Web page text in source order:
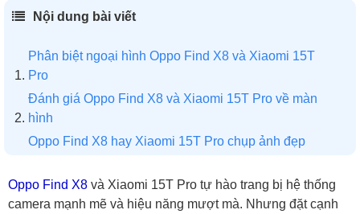
Nội dung bài viết
Phân biệt ngoại hình Oppo Find X8 và Xiaomi 15T
Pro
Đánh giá Oppo Find X8 và Xiaomi 15T Pro về màn
hình
Oppo Find X8 hay Xiaomi 15T Pro chụp ảnh đẹp
So sánh hiệu năng Oppo Find X8 và Xiaomi 15T Pro
Muốn pin trâu, nên mua Oppo Find X8 hay Xiaomi
Oppo Find X8 và Xiaomi 15T Pro tự hào trang bị hệ thống
camera mạnh mẽ và hiệu năng mượt mà. Nhưng đặt cạnh